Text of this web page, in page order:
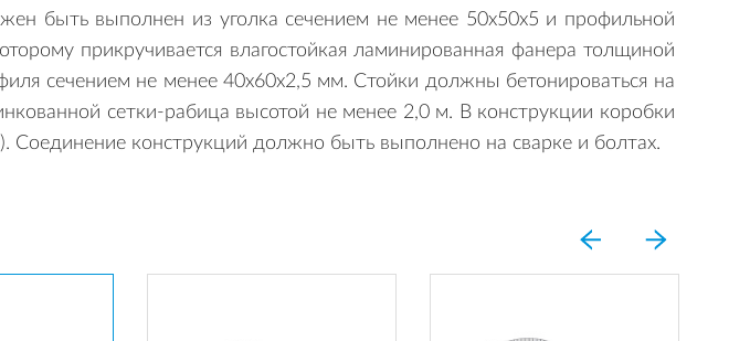
быть выполнен из уголка сечением не менее 50х50х5 и профильной
прикручивается влагостойкая ламинированная фанера толщиной
сечением не менее 40х60х2,5 мм. Стойки должны бетонироваться на
сетки-рабица высотой не менее 2,0 м. В конструкции коробки
конструкций должно быть выполнено на сварке и болтах.